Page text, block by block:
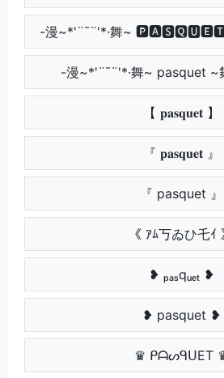
-漫~*'¨¯¨'*·舞~ 🅿🅰🆂🆀🆄🅴🆃
-漫~*'¨¯¨'*·舞~ pasquet ~
【 𝐩𝐚𝐬𝐪𝐮𝐞𝐭 】
『 𝐩𝐚𝐬𝐪𝐮𝐞𝐭 』
『 pasquet 』
《 ｱﾑ丂ゐひ乇ｲ
❥ ₚₐₛqᵤₑₜ ❥
❥ pasquet ❥
♛ ᑭᗩᔕᑫᑌET